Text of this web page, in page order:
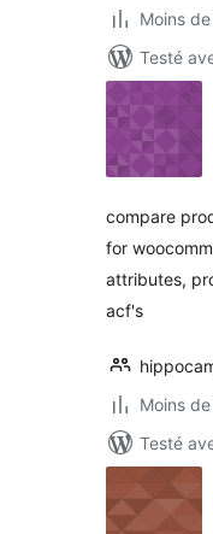
Moins
Testé
compare
for
attributes,
acf's
Moins
Testé